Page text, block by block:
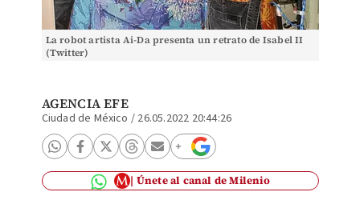
La robot artista Ai-Da presenta un retrato de Isabel II
(Twitter)
AGENCIA EFE
Ciudad de México / 26.05.2022 20:44:26
Únete al canal de Milenio